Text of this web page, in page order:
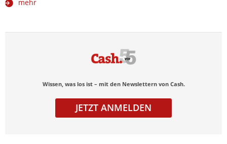
mehr
Wissen, was los ist – mit den Newslettern von Cash.
JETZT ANMELDEN